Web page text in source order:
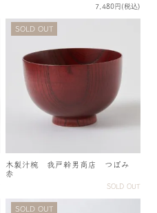
7,480円(税込)
SOLD OUT
木製汁椀 我戸幹男商店 つぼみ
赤
SOLD OUT
SOLD OUT